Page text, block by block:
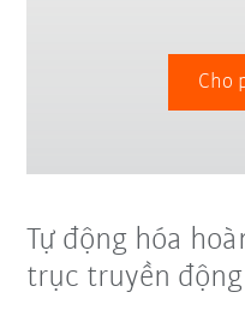
Cho
Tự động hóa
trục truyền động